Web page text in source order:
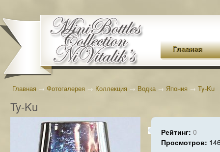
Главная
Главная → Фотогалерея → Коллекция → Водка→ Япония → Ty-Ku
Ty-Ku
Рейтинг: 0
Просмотров: